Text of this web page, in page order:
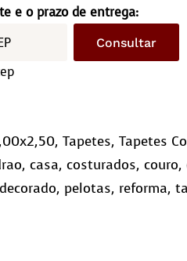
e o prazo de entrega:
Consultar
,Tapetes,Tapetes
,casa,costurados,couro,
, pelotas, reforma,